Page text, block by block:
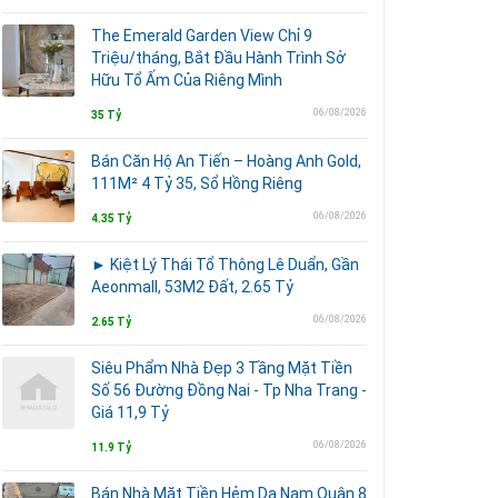
The Emerald Garden View Chỉ 9
Triệu/tháng, Bắt Đầu Hành Trình Sở
Hữu Tổ Ấm Của Riêng Mình
35 Tỷ 06/08/2026
Bán Căn Hộ An Tiến – Hoàng Anh Gold,
111M² 4 Tỷ 35, Sổ Hồng Riêng
4.35 Tỷ 06/08/2026
► Kiệt Lý Thái Tổ Thông Lê Duẩn, Gần
Aeonmall, 53M2 Đất, 2.65 Tỷ
2.65 Tỷ 06/08/2026
Siêu Phẩm Nhà Đẹp 3 Tầng Mặt Tiền
Số 56 Đường Đồng Nai - Tp Nha Trang -
Giá 11,9 Tỷ
11.9 Tỷ 06/08/2026
Bán Nhà Mặt Tiền Hẻm Dạ Nam Quận 8